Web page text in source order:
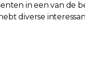
in een van de
diverse